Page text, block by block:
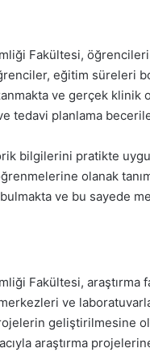
Fakültesi,
eğitim süreleri
ve gerçek klinik
tedavi planlama
bilgilerini pratikte
olanak
ve bu sayede
Fakültesi,
ve
geliştirilmesine
araştırma